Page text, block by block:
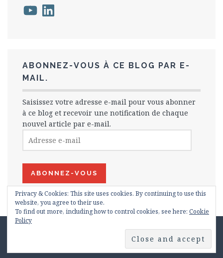
YouTubeLinkedIn
ABONNEZ-VOUS À CE BLOG PAR E-
MAIL.
Saisissez votre adresse e-mail pour vous abonner
à ce blog et recevoir une notification de chaque
nouvel article par e-mail.
e-
ABONNEZ-VOUS
WordPress.com.
Privacy & Cookies: This site uses cookies. By continuing to use this
website, you agree to their use.
To find out more, including how to control cookies, see here: Cookie
Policy